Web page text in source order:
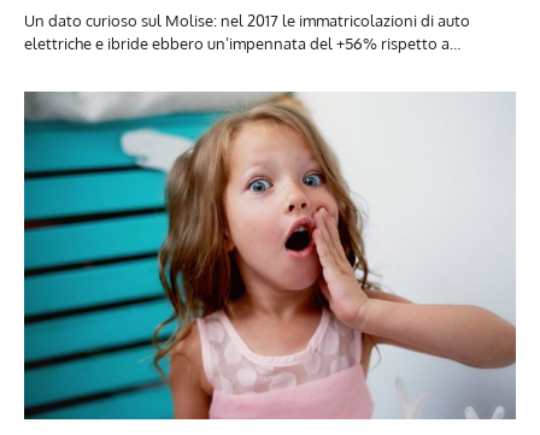
Un dato curioso sul Molise: nel 2017 le immatricolazioni di auto
elettriche e ibride ebbero un’impennata del +56% rispetto a…